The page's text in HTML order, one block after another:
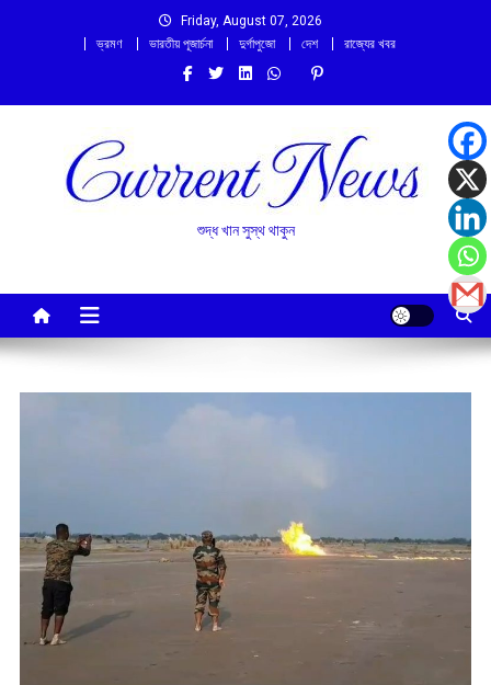
Friday, August 07, 2026
ভ্রমণ
ভারতীয় পূজার্চনা দুর্গাপুজো দেশ রাজ্যের খবর
শুদ্ধ খান সুস্থ থাকুন